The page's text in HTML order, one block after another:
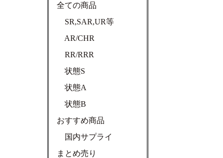
全ての商品
SR,SAR,UR等
AR/CHR
RR/RRR
状態S
状態A
状態B
おすすめ商品
国内サプライ
まとめ売り